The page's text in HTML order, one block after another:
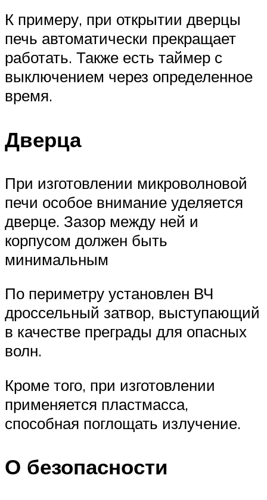
К примеру, при открытии дверцы
печь автоматически прекращает
работать. Также есть таймер с
выключением через определенное
время.
Дверца
При изготовлении микроволновой
печи особое внимание уделяется
дверце. Зазор между ней и
корпусом должен быть
минимальным
По периметру установлен ВЧ
дроссельный затвор, выступающий
в качестве преграды для опасных
волн.
Кроме того, при изготовлении
применяется пластмасса,
способная поглощать излучение.
О безопасности